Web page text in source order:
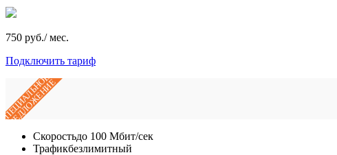
750 руб./ мес.
Подключить тариф
ПРЕДЛОЖЕНИЕ
Скоростьдо 100 Мбит/сек
Трафикбезлимитный